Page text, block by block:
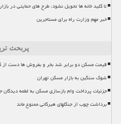
تا کلید خانه ها تحویل نشود، طرح های حمایتی در
خبر مهم وزارت راه برای مستاجرین
پربحث
قیمت مسکن دو برابر شد بخر و بفروش ها دست از
شوک سنگین به بازار مسکن تهران
جزئیات پرداخت وام بازسازی مسکن به لطمه
برداشت چوب از جنگلهای هیرکانی ممنوع ماند